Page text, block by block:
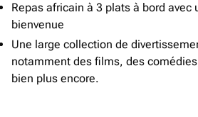
Repas africain à 3 plats à bord avec
bienvenue
Une large collection de
notamment des films, des
bien plus encore.